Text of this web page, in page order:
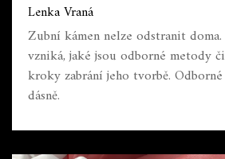
Lenka Vraná
Zubní kámen nelze odstranit
vzniká, jaké jsou odborné metody
kroky zabrání jeho tvorbě.
dásně.